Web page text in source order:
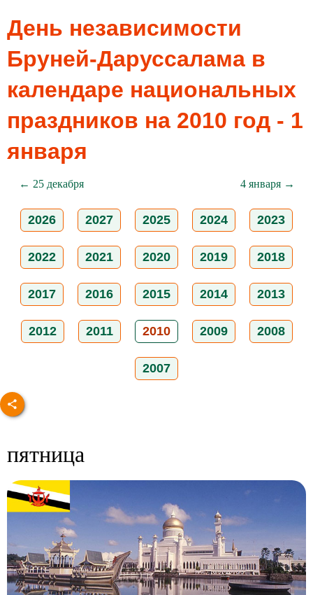
День независимости
Бруней-Даруссалама в
календаре национальных
праздников на 2010 год - 1
января
← 25 декабря 4 января →
2026 2027 2025 2024 2023
2022 2021 2020 2019 2018
2017 2016 2015 2014 2013
2012 2011 2010 2009 2008
2007
пятница